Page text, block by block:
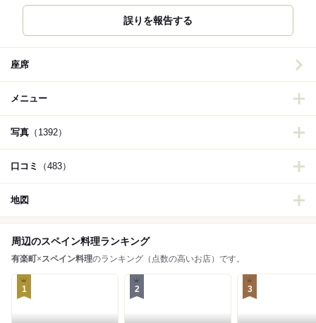
誤りを報告する
座席
メニュー
写真 （1392）
口コミ （483）
地図
周辺のスペイン料理ランキング
有楽町×スペイン料理のランキング（点数の高いお店）です。
1 2 3